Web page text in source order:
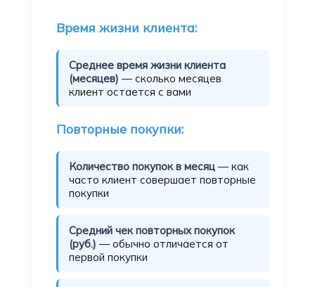
Время жизни клиента:
Среднее время жизни клиента
(месяцев) — сколько месяцев
клиент остается с вами
Повторные покупки:
Количество покупок в месяц— как
часто клиент совершает повторные
покупки
Средний чек повторных покупок
(руб.) — обычно отличается от
первой покупки